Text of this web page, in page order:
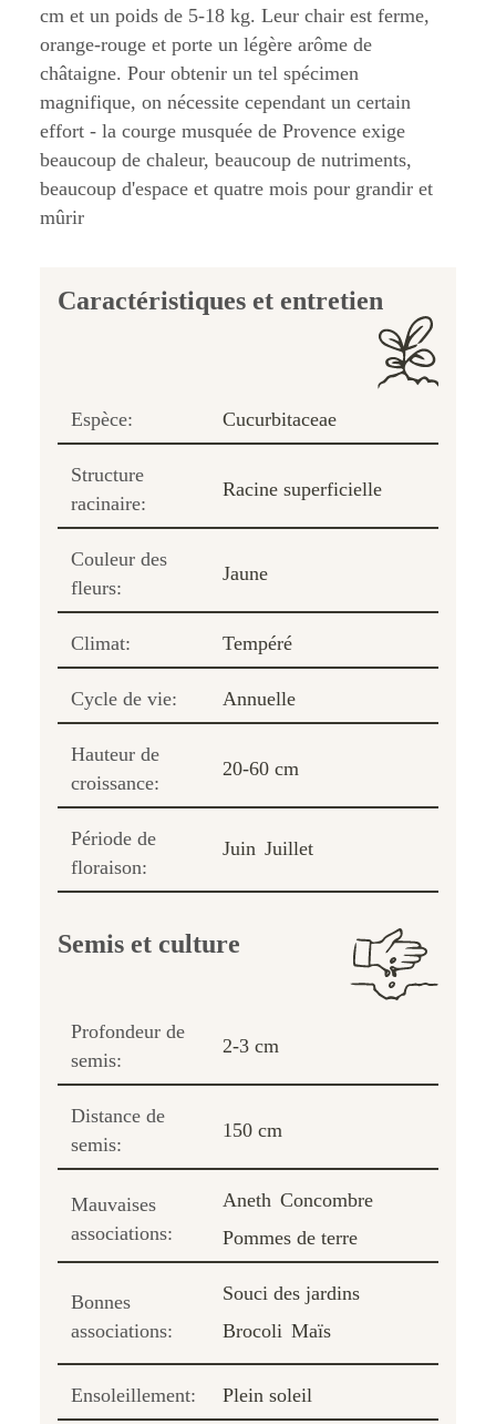
cm et un poids de 5-18 kg. Leur chair est ferme,
orange-rouge et porte un légère arôme de
châtaigne. Pour obtenir un tel spécimen
magnifique, on nécessite cependant un certain
effort - la courge musquée de Provence exige
beaucoup de chaleur, beaucoup de nutriments,
beaucoup d'espace et quatre mois pour grandir et
mûrir
Caractéristiques et entretien
Espèce: Cucurbitaceae
Structure
racinaire:
Racine superficielle
Couleur des
fleurs:
Jaune
Climat: Tempéré
Cycle de vie: Annuelle
Hauteur de
croissance:
20-60 cm
Période de
floraison:
Juin Juillet
Semis et culture
Profondeur de
semis:
2-3 cm
Distance de
semis:
150 cm
Mauvaises
associations:
Aneth Concombre
Pommes de terre
Bonnes
associations:
Souci des jardins
Brocoli Maïs
Ensoleillement: Plein soleil